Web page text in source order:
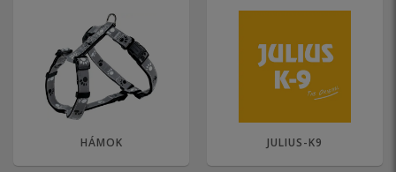
HÁMOK JULIUS-K9